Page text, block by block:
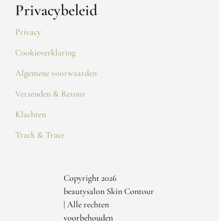
Privacybeleid
Privacy
Cookieverklaring
Algemene voorwaarden
Verzenden & Retour
Klachten
Track & Trace
Copyright 2026
beautysalon Skin Contour
| Alle rechten
voorbehouden